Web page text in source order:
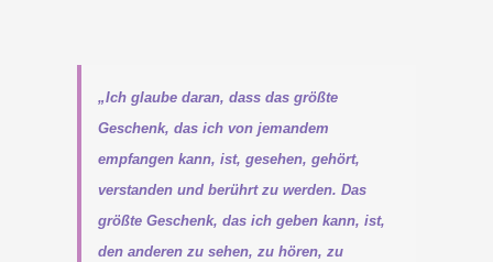
„Ich glaube daran, dass das größte
Geschenk, das ich von jemandem
empfangen kann, ist, gesehen, gehört,
verstanden und berührt zu werden. Das
größte Geschenk, das ich geben kann, ist,
den anderen zu sehen, zu hören, zu